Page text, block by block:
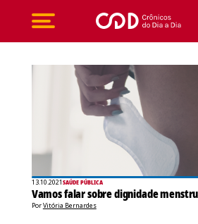
13.10.2021SAÚDE PÚBLICA
Vamos falar sobre dignidade
PorVitória Bernardes